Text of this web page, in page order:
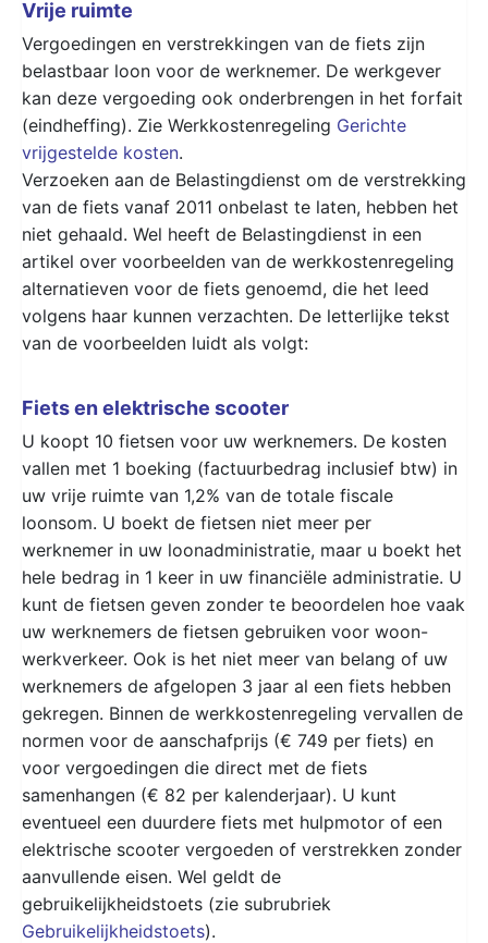
Vrije ruimte
Vergoedingen en verstrekkingen van de fiets zijn
belastbaar loon voor de werknemer. De werkgever
kan deze vergoeding ook onderbrengen in het forfait
(eindheffing). Zie Werkkostenregeling Gerichte
vrijgestelde kosten.
Verzoeken aan de Belastingdienst om de verstrekking
van de fiets vanaf 2011 onbelast te laten, hebben het
niet gehaald. Wel heeft de Belastingdienst in een
artikel over voorbeelden van de werkkostenregeling
alternatieven voor de fiets genoemd, die het leed
volgens haar kunnen verzachten. De letterlijke tekst
van de voorbeelden luidt als volgt:
Fiets en elektrische scooter
U koopt 10 fietsen voor uw werknemers. De kosten
vallen met 1 boeking (factuurbedrag inclusief btw) in
uw vrije ruimte van 1,2% van de totale fiscale
loonsom. U boekt de fietsen niet meer per
werknemer in uw loonadministratie, maar u boekt het
hele bedrag in 1 keer in uw financiële administratie. U
kunt de fietsen geven zonder te beoordelen hoe vaak
uw werknemers de fietsen gebruiken voor woon-
werkverkeer. Ook is het niet meer van belang of uw
werknemers de afgelopen 3 jaar al een fiets hebben
gekregen. Binnen de werkkostenregeling vervallen de
normen voor de aanschafprijs (€ 749 per fiets) en
voor vergoedingen die direct met de fiets
samenhangen (€ 82 per kalenderjaar). U kunt
eventueel een duurdere fiets met hulpmotor of een
elektrische scooter vergoeden of verstrekken zonder
aanvullende eisen. Wel geldt de
gebruikelijkheidstoets (zie subrubriek
Gebruikelijkheidstoets).